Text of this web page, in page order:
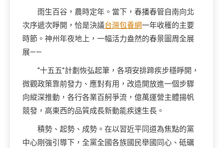
雨生百谷，農時定年。當下，春播春管自南向北
次序遞次睜開，恰是決議台灣包養網一年收穫的主要
時節。神州年夜地上，一幅活力盎然的春景圖周全展
展——
“十五五”計劃恢弘起筆，各項安排蹄疾步穩睜開，
微觀政策靠前發力、應對有用，改造開放進一個步驟
向縱深推動，各行各業百舸爭流，億萬運營主體揚帆
競發，高東西的品質成長新動能疾速生長。
積勢、起勢、成勢。在以習近平同道為焦點的黨
中心剛強引導下，全黨全國各族國民舉國同心、砥礪